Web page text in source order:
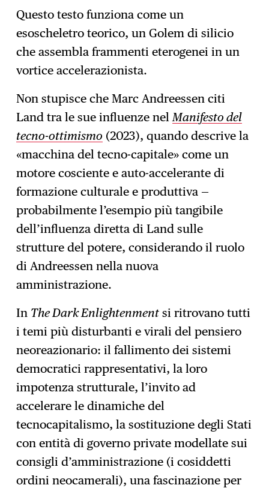
Questo testo funziona come un
esoscheletro teorico, un Golem di silicio
che assembla frammenti eterogenei in un
vortice accelerazionista.
Non stupisce che Marc Andreessen citi
Land tra le sue influenze nelManifesto del
tecno-ottimismo (2023), quando descrive la
«macchina del tecno-capitale» come un
motore cosciente e auto-accelerante di
formazione culturale e produttiva —
probabilmente l’esempio più tangibile
dell’influenza diretta di Land sulle
strutture del potere, considerando il ruolo
di Andreessen nella nuova
amministrazione.
In The Dark Enlightenment si ritrovano tutti
i temi più disturbanti e virali del pensiero
neoreazionario: il fallimento dei sistemi
democratici rappresentativi, la loro
impotenza strutturale, l’invito ad
accelerare le dinamiche del
tecnocapitalismo, la sostituzione degli Stati
con entità di governo private modellate sui
consigli d’amministrazione (i cosiddetti
ordini neocamerali), una fascinazione per